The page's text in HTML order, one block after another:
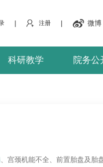
| 注册 | 微博
科研教学 院务公
、宫颈机能不全、前置胎盘及胎